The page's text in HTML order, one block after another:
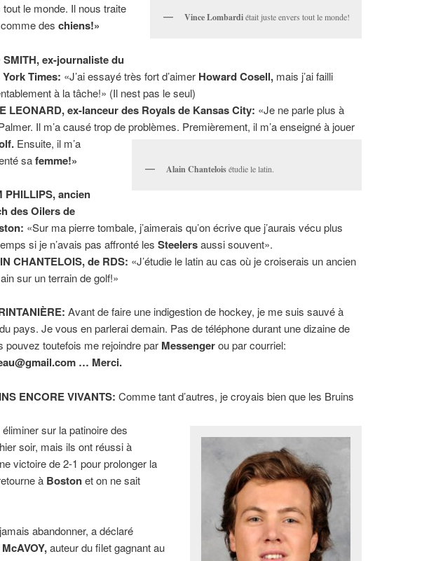
Vince Lombardiétait juste envers tout le monde!
tout le monde. Il nous traite
deschiens!»
SMITH, ex-journaliste du
York Times: «J’ai essayé très fort d’aimer Howard Cosell, mais j’ai failli
à la tâche!» (Il nest pas le seul)
LEONARD, ex-lanceur des Royals de Kansas City: «Je ne parle plus à
Il m’a causé trop de problèmes. Premièrement, il m’a enseigné à jouer
Ensuite, il m’a
Alain Chanteloisétudie le latin.
safemme!»
PHILLIPS, ancien
des Oilers de
«Sur ma pierre tombale, j’aimerais qu’on écrive que j’aurais vécu plus
si je n’avais pas affronté lesSteelersaussi souvent».
CHANTELOIS, de RDS: «J’étudie le latin au cas où je croiserais un ancien
sur un terrain de golf!»
Avant de faire une indigestion de hockey, je me suis sauvé à
pays. Je vous en parlerai demain. Pas de téléphone durant une dizaine de
pouvez toutefois me rejoindre par Messengerou par courriel:
… Merci.
ENCORE VIVANTS: Comme tant d’autres, je croyais bien que les Bruins
sur la patinoire des
soir, mais ils ont réussi à
victoire de 2-1 pour prolonger la
à Bostonet on ne sait
abandonner, a déclaré
auteur du filet gagnant au